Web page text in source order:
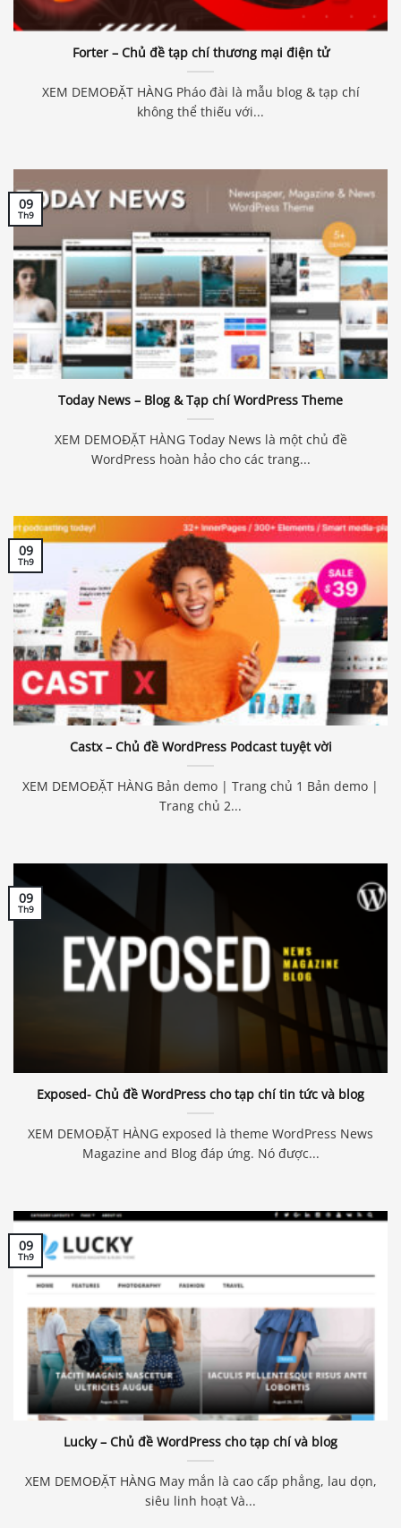
Forter – Chủ đề tạp chí thương mại điện tử
XEM DEMOĐẶT HÀNG Pháo đài là mẫu blog & tạp chí
không thể thiếu với...
Today News – Blog & Tạp chí WordPress Theme
XEM DEMOĐẶT HÀNG Today News là một chủ đề
WordPress hoàn hảo cho các trang...
09
Th9
Castx – Chủ đề WordPress Podcast tuyệt vời
XEM DEMOĐẶT HÀNG Bản demo | Trang chủ 1 Bản demo |
Trang chủ 2...
09
Th9
Exposed- Chủ đề WordPress cho tạp chí tin tức và blog
XEM DEMOĐẶT HÀNG exposed là theme WordPress News
Magazine and Blog đáp ứng. Nó được...
09
Th9
Lucky – Chủ đề WordPress cho tạp chí và blog
XEM DEMOĐẶT HÀNG May mắn là cao cấp phẳng, lau dọn,
siêu linh hoạt Và...
09
Th9